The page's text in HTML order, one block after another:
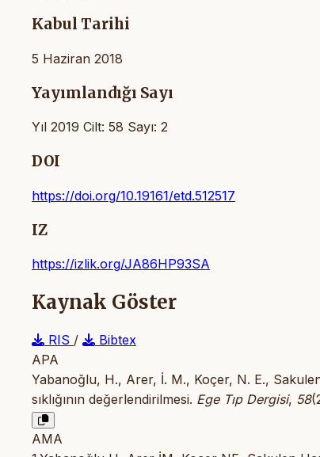
Kabul Tarihi
5 Haziran 2018
Yayımlandığı Sayı
Yıl 2019 Cilt: 58 Sayı: 2
DOI
https://doi.org/10.19161/etd.512517
IZ
https://izlik.org/JA86HP93SA
Kaynak Göster
RIS /
Bibtex
APA
Yabanoğlu, H., Arer, İ. M., Koçer, N. E.,
sıklığının değerlendirilmesi. Ege Tıp Dergisi, 58
AMA